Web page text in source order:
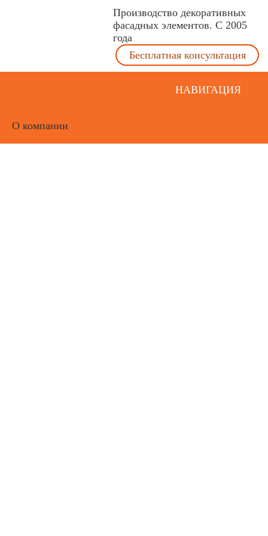
Производство декоративных
фасадных элементов. С 2005
года
Бесплатная консультация
НАВИГАЦИЯ
О компании